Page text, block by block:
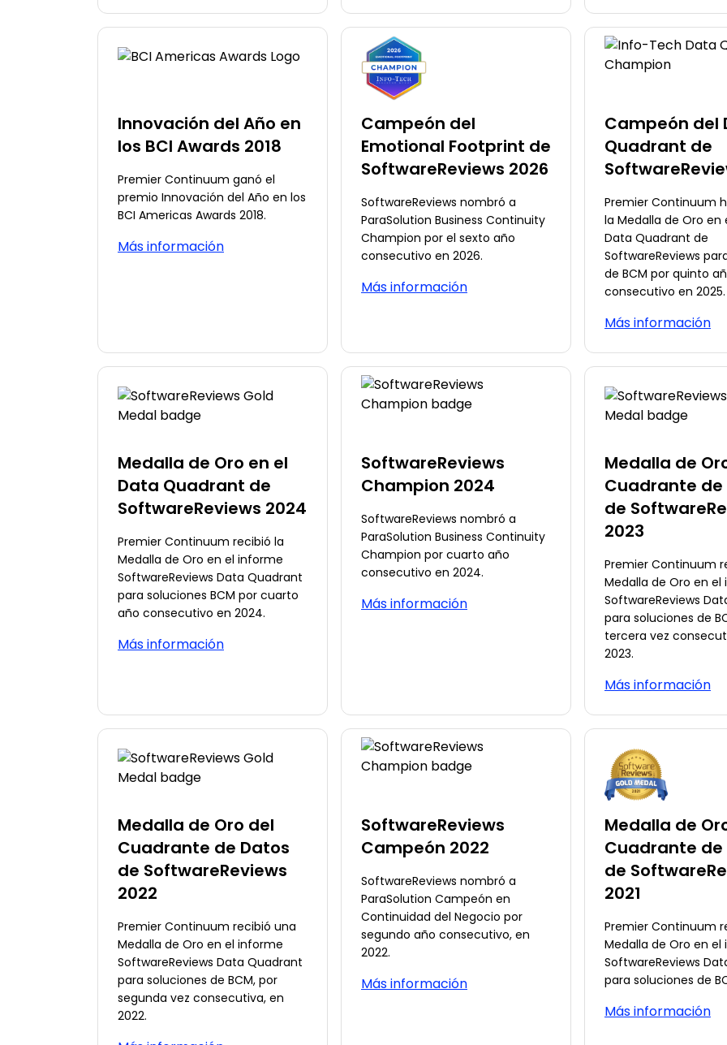
Innovación del Año en
los BCI Awards 2018
Premier Continuum ganó el
premio Innovación del Año en los
BCI Americas Awards 2018.
Más información
Campeón del
Emotional Footprint de
SoftwareReviews 2026
SoftwareReviews nombró a
ParaSolution Business Continuity
Champion por el sexto año
consecutivo en 2026.
Más información
Campeón del
Quadrant de
Premier Continuum
la Medalla de Oro en
Data Quadrant de
SoftwareReviews
de BCM por quinto
consecutivo en 2025.
Más información
Medalla de Oro en el
Data Quadrant de
SoftwareReviews 2024
Premier Continuum recibió la
Medalla de Oro en el informe
SoftwareReviews Data Quadrant
para soluciones BCM por cuarto
año consecutivo en 2024.
Más información
SoftwareReviews
Champion 2024
SoftwareReviews nombró a
ParaSolution Business Continuity
Champion por cuarto año
consecutivo en 2024.
Más información
Medalla de
Cuadrante de
de
2023
Premier Continuum
Medalla de Oro en el
SoftwareReviews
para soluciones de
tercera vez
2023.
Más información
Medalla de Oro del
Cuadrante de Datos
de SoftwareReviews
2022
Premier Continuum recibió una
Medalla de Oro en el informe
SoftwareReviews Data Quadrant
para soluciones de BCM, por
segunda vez consecutiva, en
2022.
SoftwareReviews
Campeón 2022
SoftwareReviews nombró a
ParaSolution Campeón en
Continuidad del Negocio por
segundo año consecutivo, en
2022.
Más información
Medalla de
Cuadrante de
de
2021
Premier Continuum
Medalla de Oro en el
SoftwareReviews
para soluciones de
Más información